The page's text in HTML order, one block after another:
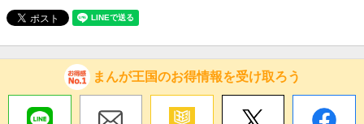
まんが王国のお得情報を受け取ろう